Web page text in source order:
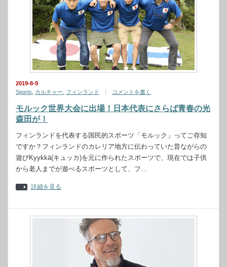
2019-8-9
Sports
カルチャー フィンランド コメントを書く
モルック世界大会に出場！日本代表にさらば青春の光
森田が！
フィンランドを代表する国民的スポーツ「モルック」ってご存知
ですか？フィンランドのカレリア地方に伝わっていた昔ながらの
遊びKyykkä(キュッカ)を元に作られたスポーツで、現在では子供
から老人までが遊べるスポーツとして、フ…
詳細を見る